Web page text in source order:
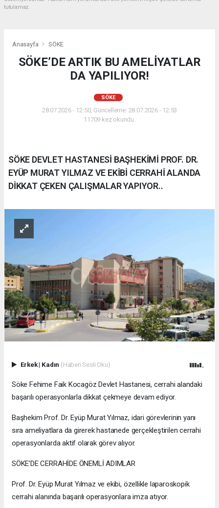
tutulamaz.
Anasayfa SÖKE
SÖKE’DE ARTIK BU AMELİYATLAR
DA YAPILIYOR!
SÖKE
28.07.2026 - 12:50, Güncelleme: 28.07.2026 - 12:53
11709 kez okundu.
SÖKE DEVLET HASTANESİ BAŞHEKİMİ PROF. DR.
EYÜP MURAT YILMAZ VE EKİBİ CERRAHİ ALANDA
DİKKAT ÇEKEN ÇALIŞMALAR YAPIYOR..
Erkek| Kadın (Haberi Sesli Oku)
Söke Fehime Faik Kocagöz Devlet Hastanesi, cerrahi alandaki
başarılı operasyonlarla dikkat çekmeye devam ediyor.
Başhekim Prof. Dr. Eyüp Murat Yılmaz, idari görevlerinin yanı
sıra ameliyatlara da girerek hastanede gerçekleştirilen cerrahi
operasyonlarda aktif olarak görev alıyor.
SÖKE’DE CERRAHİDE ÖNEMLİ ADIMLAR
Prof. Dr. Eyüp Murat Yılmaz ve ekibi, özellikle laparoskopik
cerrahi alanında başarılı operasyonlara imza atıyor.